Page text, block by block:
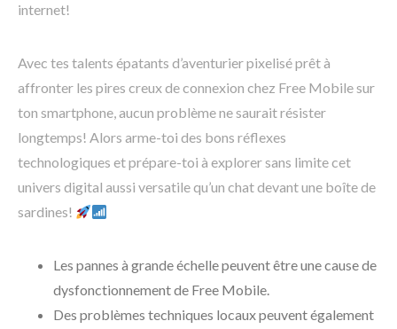
internet!
Avec tes talents épatants d’aventurier pixelisé prêt à
affronter les pires creux de connexion chez Free Mobile sur
ton smartphone, aucun problème ne saurait résister
longtemps! Alors arme-toi des bons réflexes
technologiques et prépare-toi à explorer sans limite cet
univers digital aussi versatile qu’un chat devant une boîte de
sardines!
Les pannes à grande échelle peuvent être une cause de
dysfonctionnement de Free Mobile.
Des problèmes techniques locaux peuvent également